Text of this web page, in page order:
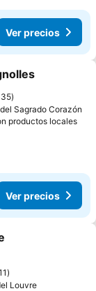
Ver precios
Sagrado Corazón
productos locales
Ver precios
Louvre